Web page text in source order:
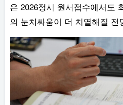
은 2026정시 원서접수에서도
의 눈치싸움이 더 치열해질 전